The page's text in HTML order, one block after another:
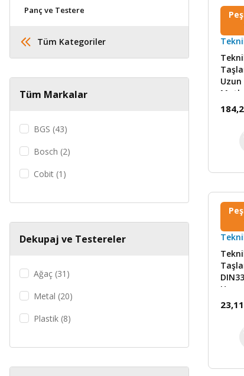
Panç ve Testere
Tüm Kategoriler
Tüm Markalar
BGS (43)
Bosch (2)
Cobit (1)
Teknik Drill's (169)
Dekupaj ve Testereler
Ağaç (31)
Metal (20)
Plastik (8)
Uzun
Ucu